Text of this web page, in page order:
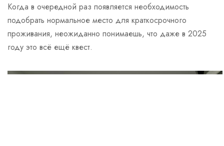
Когда в очередной раз появляется необходимость
подобрать нормальное место для краткосрочного
проживания, неожиданно понимаешь, что даже в 2025
году это всё ещё квест.